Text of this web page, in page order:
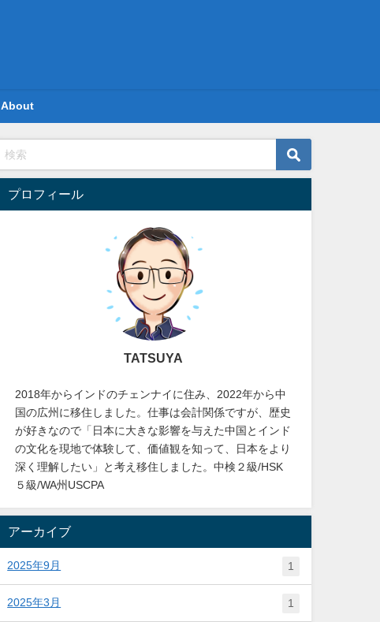
About
プロフィール
TATSUYA
2018年からインドのチェンナイに住み、2022年から中
国の広州に移住しました。仕事は会計関係ですが、歴史
が好きなので「日本に大きな影響を与えた中国とインド
の文化を現地で体験して、価値観を知って、日本をより
深く理解したい」と考え移住しました。中検２級/HSK
５級/WA州USCPA
アーカイブ
2025年9月 1
2025年3月 1